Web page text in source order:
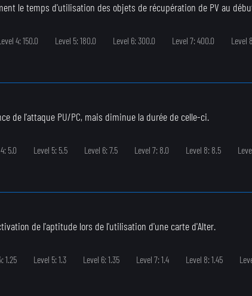
le temps d'utilisation des objets de récupération de PV au
4: 150.0 Level 5: 180.0 Level 6: 300.0 Level 7: 400.0 Level
de l'attaque PU/PC, mais diminue la durée de celle-ci.
5.0 Level 5: 5.5 Level 6: 7.5 Level 7: 8.0 Level 8: 8.5
de l'aptitude lors de l'utilisation d'une carte d'Alter.
1.25 Level 5: 1.3 Level 6: 1.35 Level 7: 1.4 Level 8: 1.45